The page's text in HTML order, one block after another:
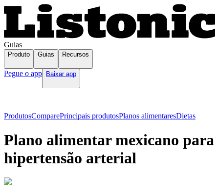
Guias
Produto Guias Recursos
Pegue o app Baixar app
ProdutosComparePrincipais produtosPlanos alimentaresDietas
Plano alimentar mexicano para
hipertensão arterial